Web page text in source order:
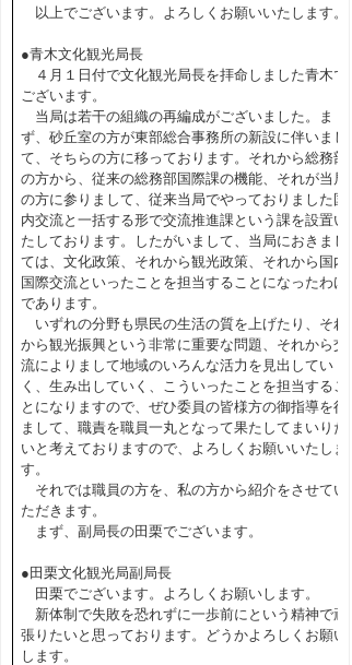
以上でございます。よろしくお願いいたします。
●青木文化観光局長
４月１日付で文化観光局長を拝命しました青木で
ございます。
当局は若干の組織の再編成がございました。ま
ず、砂丘室の方が東部総合事務所の新設に伴いまし
て、そちらの方に移っております。それから総務部
の方から、従来の総務部国際課の機能、それが当局
の方に参りまして、従来当局でやっておりました国
内交流と一括する形で交流推進課という課を設置い
たしております。したがいまして、当局におきまし
ては、文化政策、それから観光政策、それから国内
国際交流といったことを担当することになったわけ
であります。
いずれの分野も県民の生活の質を上げたり、それ
から観光振興という非常に重要な問題、それから交
流によりまして地域のいろんな活力を見出してい
く、生み出していく、こういったことを担当するこ
とになりますので、ぜひ委員の皆様方の御指導を得
まして、職責を職員一丸となって果たしてまいりた
いと考えておりますので、よろしくお願いいたしま
す。
それでは職員の方を、私の方から紹介をさせてい
ただきます。
まず、副局長の田栗でございます。
●田栗文化観光局副局長
田栗でございます。よろしくお願いします。
新体制で失敗を恐れずに一歩前にという精神で頑
張りたいと思っております。どうかよろしくお願い
します。